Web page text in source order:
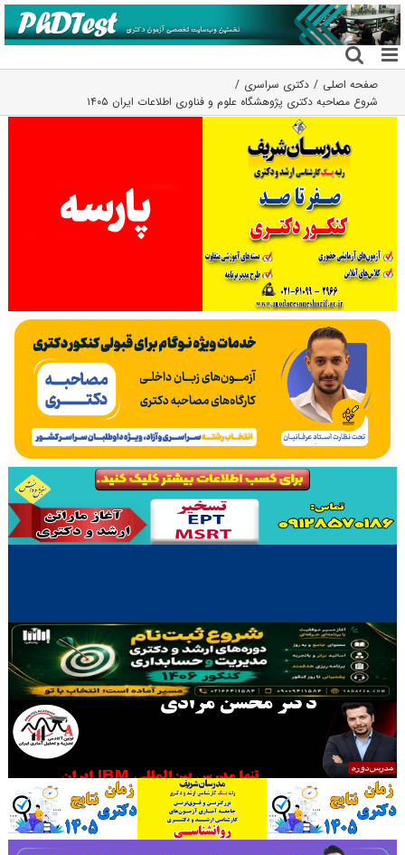
رفتن
به
محتوا
صفحه اصلی
دکتری سراسری
شروع مصاحبه دکتری پژوهشگاه علوم و فناوری اطلاعات ایران ۱۴۰۵